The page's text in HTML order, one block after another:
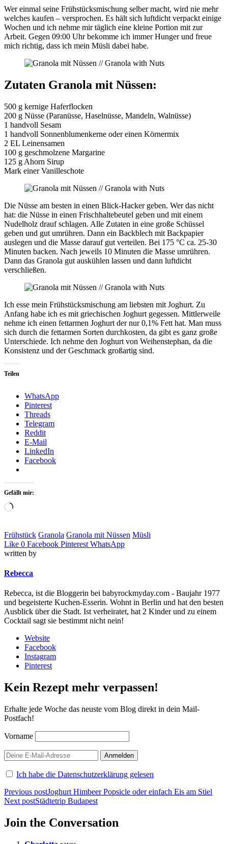
Wer einmal seine Frühstücksmischung selber macht, wird nie mehr
welches kaufen – versprochen. Es hält sich luftdicht verpackt einige
Wochen und ich nehme mir täglich eine kleine Portion mit zur
Arbeit. Gegen 09:00 Uhr bekomme ich immer Hunger und freue
mich richtig, dass ich mein Müsli dabei habe.
Zutaten Granola mit Nüssen:
500 g kernige Haferflocken
200 g Nüsse (Paranüsse, Haselnüsse, Mandeln, Walnüsse)
1 handvoll Sesam
1 handvoll Sonnenblumenkerne oder einen Körnermix
2 EL Leinensamen
100 g geschmolzene Margarine
125 g Ahorn Sirup
Mark einer Vanilleschote
Die Nüsse am besten in einen Blick-Hacker geben. Wer das nicht
hat: die Nüsse in einen Frischhaltebeutel geben und mit einem
Nudelholz drauf schlagen. Alle Zutaten in eine große Schüssel
geben und gut umrühren. Dann ein Backblech mit Backpapier
auslegen und die Masse darauf gut verteilen. Bei 175 °C ca. 25-30
Minuten backen. Nach jeweils 10 Minuten die Masse umrühren.
Dann das Granola gut auskühlen lassen und dann luftdicht
verschließen.
Ich esse mein Frühstücksmischung am liebsten mit Joghurt. Zu
Anfang habe ich es mit griechischen Joghurt gegessen. Mittlerweile
nehme ich einen fettarmen Joghurt der nur 0,1% Fett hat. Man muss
sich durch die fettarmen Sorten durchkosten, da gibt es ganz große
Unterschiede. Ich nehme den Joghurt von Weihenstephan, da die
Konsistenz und der Geschmack großartig sind.
Teilen
WhatsApp
Pinterest
Threads
Telegram
Reddit
E-Mail
LinkedIn
Facebook
Gefällt mir:
Loading…
Frühstück Granola Granola mit Nüssen Müsli
Like 0 Facebook Pinterest WhatsApp
written by
Rebecca
Rebecca, ist die Bloggerin bei babyrockmyday.com - Baujahr 1977
und begeisterte Kuchen-Esserin. Wohnt in Berlin und hat den besten
Ausblick über die Stadt. Ist verheiratet, hat 2 Kinder und zu einem
Cocktail sagt sie bestimmt nicht nein!
Website
Facebook
Instagram
Pinterest
Kein Rezept mehr verpassen!
Erhalte jede Woche das neuste vom Blog direkt in dein Mail-
Postfach!
Vorname
Ich habe die Datenschutzerklärung gelesen
Beitragsnavigation
Previous postJoghurt Himbeer Popsicle oder einfach Eis am Stiel
Next postStädtetrip Budapest
Join the Conversation